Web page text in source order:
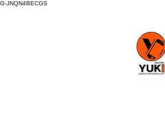
G-JNQN4BECGS